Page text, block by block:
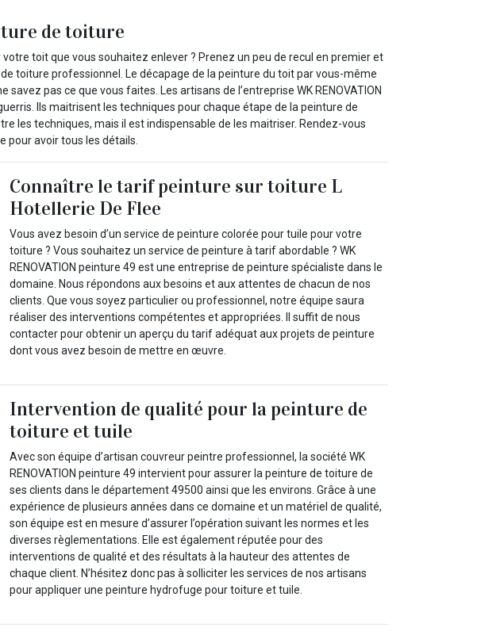
de toiture
toit que vous souhaitez enlever ? Prenez un peu de recul en premier et
toiture professionnel. Le décapage de la peinture du toit par vous-même
pas ce que vous faites. Les artisans de l’entreprise WK RENOVATION
Ils maitrisent les techniques pour chaque étape de la peinture de
les techniques, mais il est indispensable de les maitriser. Rendez-vous
pour avoir tous les détails.
Connaître le tarif peinture sur toiture L
Hotellerie De Flee
Vous avez besoin d’un service de peinture colorée pour tuile pour votre
toiture ? Vous souhaitez un service de peinture à tarif abordable ? WK
RENOVATION peinture 49 est une entreprise de peinture spécialiste dans le
domaine. Nous répondons aux besoins et aux attentes de chacun de nos
clients. Que vous soyez particulier ou professionnel, notre équipe saura
réaliser des interventions compétentes et appropriées. Il suffit de nous
contacter pour obtenir un aperçu du tarif adéquat aux projets de peinture
dont vous avez besoin de mettre en œuvre.
Intervention de qualité pour la peinture de
toiture et tuile
Avec son équipe d’artisan couvreur peintre professionnel, la société WK
RENOVATION peinture 49 intervient pour assurer la peinture de toiture de
ses clients dans le département 49500 ainsi que les environs. Grâce à une
expérience de plusieurs années dans ce domaine et un matériel de qualité,
son équipe est en mesure d’assurer l’opération suivant les normes et les
diverses règlementations. Elle est également réputée pour des
interventions de qualité et des résultats à la hauteur des attentes de
chaque client. N’hésitez donc pas à solliciter les services de nos artisans
pour appliquer une peinture hydrofuge pour toiture et tuile.